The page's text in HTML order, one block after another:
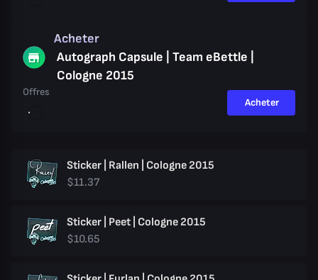
Acheter
Autograph Capsule | Team eBettle |
Cologne 2015
Offres
Acheter
Sticker | Rallen | Cologne 2015
$11.37
Sticker | Peet | Cologne 2015
$10.65